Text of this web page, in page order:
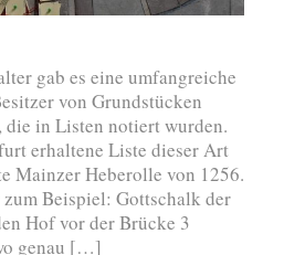
gab es eine umfangreiche
von Grundstücken
die in Listen notiert wurden.
erhaltene Liste dieser Art
Mainzer Heberolle von 1256.
Beispiel: Gottschalk der
Hof vor der Brücke 3
genau […]